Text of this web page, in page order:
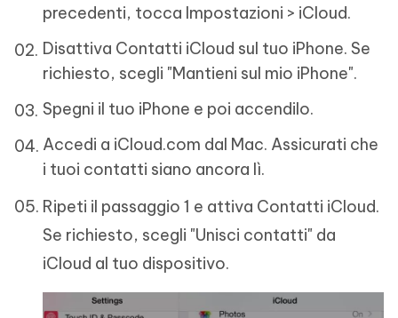
precedenti, tocca Impostazioni > iCloud.
Disattiva Contatti iCloud sul tuo iPhone. Se
richiesto, scegli "Mantieni sul mio iPhone".
Spegni il tuo iPhone e poi accendilo.
Accedi a iCloud.com dal Mac. Assicurati che
i tuoi contatti siano ancora lì.
Ripeti il passaggio 1 e attiva Contatti iCloud.
Se richiesto, scegli "Unisci contatti" da
iCloud al tuo dispositivo.